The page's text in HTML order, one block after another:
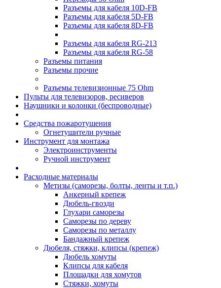
Разъемы для кабеля 10D-FB
Разъемы для кабеля 5D-FB
Разъемы для кабеля 8D-FB
Разъемы для кабеля RG-213
Разъемы для кабеля RG-58
Разъемы питания
Разъемы прочие
Разъемы телевизионные 75 Ohm
Пульты для телевизоров, ресиверов
Наушники и колонки (беспроводные)
Средства пожаротушения
Огнетушители ручные
Инструмент для монтажа
Электроинструменты
Ручной инструмент
Расходные материалы
Метизы (саморезы, болты, ленты и т.п.)
Анкерный крепеж
Дюбель-гвозди
Глухари саморезы
Саморезы по дереву
Саморезы по металлу
Бандажный крепеж
Дюбеля, стяжки, клипсы (крепеж)
Дюбель хомуты
Клипсы для кабеля
Площадки для хомутов
Стяжки, хомуты